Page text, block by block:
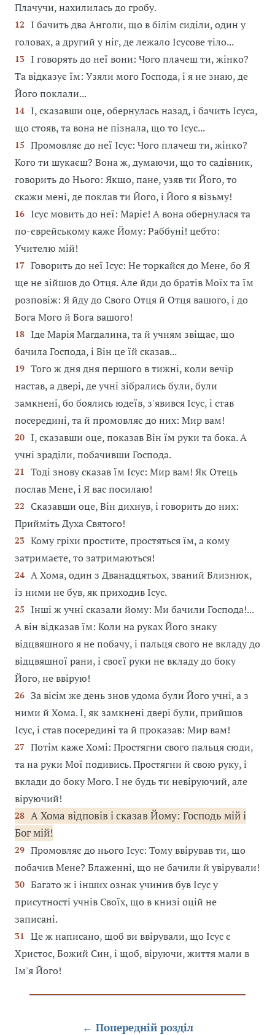
Плачучи, нахилилась до гробу.
12
І бачить два Анголи, що в білім сиділи, один у
головах, а другий у ніг, де лежало Ісусове тіло...
13
І говорять до неї вони: Чого плачеш ти, жінко?
Та відказує їм: Узяли мого Господа, і я не знаю, де
Його поклали...
14
І, сказавши оце, обернулась назад, і бачить Ісуса,
що стояв, та вона не пізнала, що то Ісус...
15
Промовляє до неї Ісус: Чого плачеш ти, жінко?
Кого ти шукаєш? Вона ж, думаючи, що то садівник,
говорить до Нього: Якщо, пане, узяв ти Його, то
скажи мені, де поклав ти Його, і Його я візьму!
16
Ісус мовить до неї: Маріє! А вона обернулася та
по-єврейському каже Йому: Раббуні! цебто:
Учителю мій!
17 Говорить до неї Ісус: Не торкайся до Мене, бо Я
ще не зійшов до Отця. Але йди до братів Моїх та їм
розповіж: Я йду до Свого Отця й Отця вашого, і до
Бога Мого й Бога вашого!
18
Іде Марія Магдалина, та й учням звіщає, що
бачила Господа, і Він це їй сказав...
19 Того ж дня дня першого в тижні, коли вечір
настав, а двері, де учні зібрались були, були
замкнені, бо боялись юдеїв, з'явився Ісус, і став
посередині, та й промовляє до них: Мир вам!
20
І, сказавши оце, показав Він їм руки та бока. А
учні зраділи, побачивши Господа.
21
Тоді знову сказав їм Ісус: Мир вам! Як Отець
послав Мене, і Я вас посилаю!
22
Сказавши оце, Він дихнув, і говорить до них:
Прийміть Духа Святого!
23 Кому гріхи простите, простяться їм, а кому
затримаєте, то затримаються!
24 А Хома, один з Дванадцятьох, званий Близнюк,
із ними не був, як приходив Ісус.
25
Інші ж учні сказали йому: Ми бачили Господа!...
А він відказав їм: Коли на руках Його знаку
відцвяшного я не побачу, і пальця свого не вкладу до
відцвяшної рани, і своєї руки не вкладу до боку
Його, не ввірую!
26
За вісім же день знов удома були Його учні, а з
ними й Хома. І, як замкнені двері були, прийшов
Ісус, і став посередині та й проказав: Мир вам!
27 Потім каже Хомі: Простягни свого пальця сюди,
та на руки Мої подивись. Простягни й свою руку, і
вклади до боку Мого. І не будь ти невіруючий, але
віруючий!
28 А Хома відповів і сказав Йому: Господь мій і
Бог мій!
29 Промовляє до нього Ісус: Тому ввірував ти, що
побачив Мене? Блаженні, що не бачили й увірували!
30 Багато ж і інших ознак учинив був Ісус у
присутності учнів Своїх, що в книзі оцій не
записані.
31
Це ж написано, щоб ви ввірували, що Ісус є
Христос, Божий Син, і щоб, віруючи, життя мали в
Ім'я Його!
← Попередній розділ